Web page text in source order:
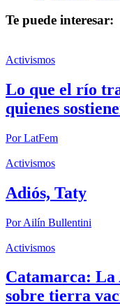
Te puede interesar:
Activismos
Lo que el río
quienes
PorLatFem
Activismos
Adiós, Taty
PorAilín Bullentini
Activismos
Catamarca: La
sobre tierra